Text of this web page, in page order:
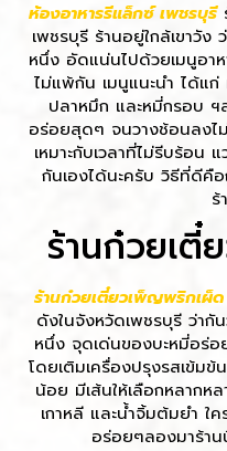
ห้องอาหารรีแล็กซ์ เพชรบุรี
เพชรบุรี ร้านอยู่ใกล้เขาวัง
หนึ่ง อัดแน่นไปด้วยเมนูอา
ไม่แพ้กัน เมนูแนะนำ ได้แ
ปลาหมึก และหมี่กรอบ ฯ
อร่อยสุดๆ จนวางช้อนลงไ
เหมาะกับเวลาที่ไม่รีบร้อน
กันเองได้นะครับ วิธีที่ดีคื
ร้
ร้านก๋วยเ
ร้านก๋วยเตี๋ยวเพ็ญพริกเผ็ด
ดังในจังหวัดเพชรบุรี ว่ากั
หนึ่ง จุดเด่นของบะหมี่อร่อ
โดยเติมเครื่องปรุงรสเข้ม
น้อย มีเส้นให้เลือกหลากห
เกาหลี และน้ำจิ้มต้มยำ ใ
อร่อยๆลองมาร้า